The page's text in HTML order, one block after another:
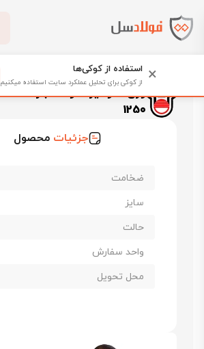
فولادسل
ورق گالوانیزه فولاد مبارکه ضخامت 0.58 عرض 1250
1250
جزئیات محصول
ضخامت
سایز
حالت
واحد سفارش
محل تحویل
× استفاده از کوکی‌ها
از کوکی برای تحلیل عملکرد سایت استفاده میکنیم